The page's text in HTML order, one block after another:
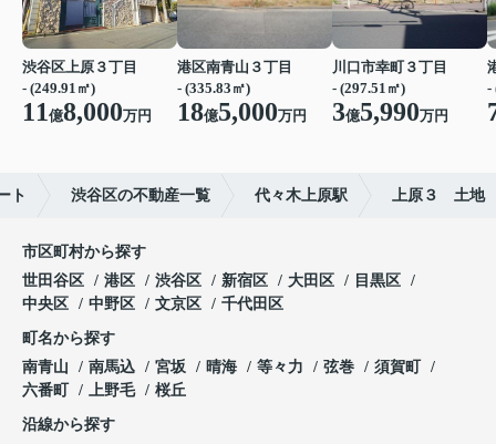
渋谷区上原３丁目
- (249.91㎡)
11億8,000万円
港区南青山３丁目
- (335.83㎡)
18億5,000万円
川口市幸町３丁目
- (297.51㎡)
3億5,990万円
-
ト 渋谷区の不動産一覧 代々木上原駅 上原３ 土地
市区町村から探す
世田谷区
港区 渋谷区 新宿区 大田区
目黒区
中央区
中野区 文京区 千代田区
町名から探す
南青山
南馬込 宮坂 晴海 等々力 弦巻
須賀町
六番町
上野毛 桜丘
沿線から探す